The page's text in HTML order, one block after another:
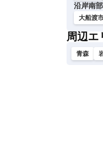
沿岸南部
大船渡
周辺エ
青森